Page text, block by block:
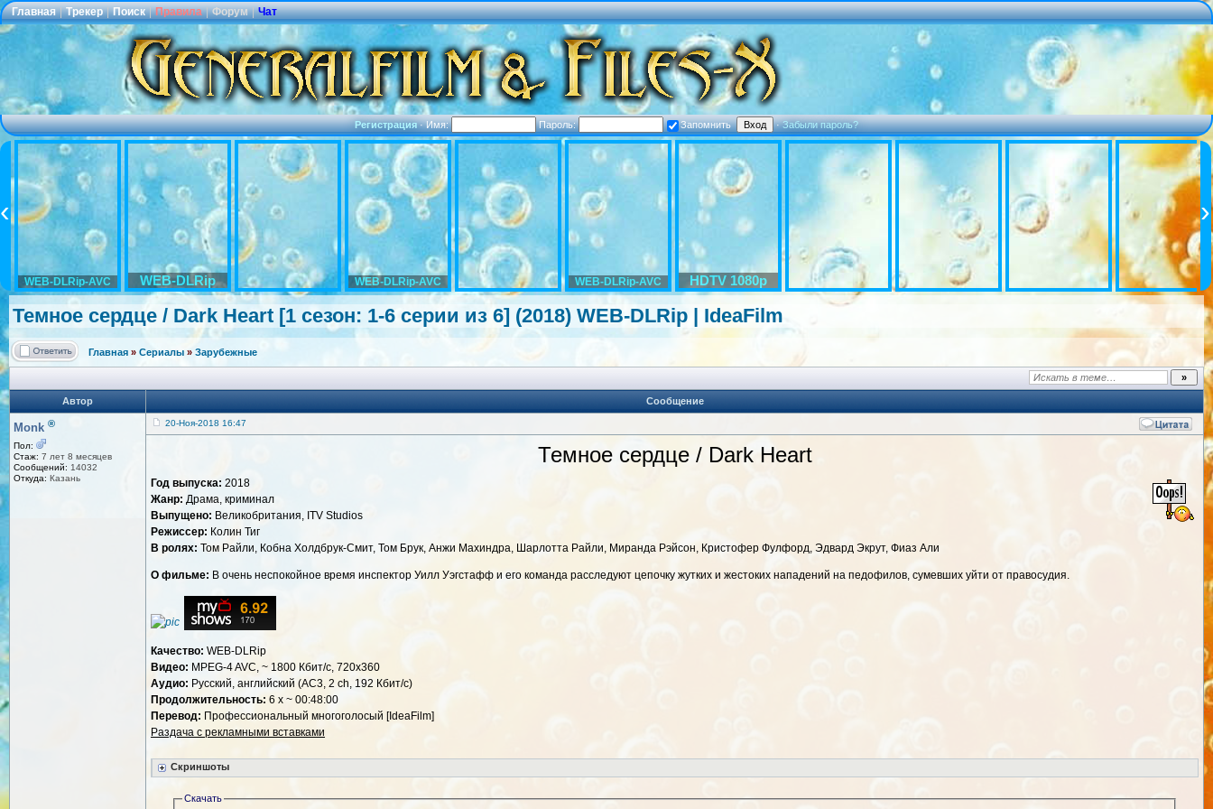
Главная | Трекер | Поиск | Правила | Форум | Чат
Регистрация·Имя: Пароль: Запомнить ·Забыли пароль?
WEB-DLRip-AVC WEB-DLRip WEB-DLRip-AVC WEB-DLRip-AVC HDTV 1080p
Темное сердце / Dark Heart [1 сезон: 1-6 серии из 6] (2018) WEB-DLRip | IdeaFilm
Главная » Сериалы » Зарубежные
Автор Сообщение
Monk ®
Пол:
Стаж: 7 лет 8 месяцев
Сообщений: 14032
Откуда: Казань
20-Ноя-2018 16:47
Темное сердце / Dark Heart
Год выпуска: 2018
Жанр: Драма, криминал
Выпущено: Великобритания, ITV Studios
Режиссер: Колин Тиг
В ролях: Том Райли, Кобна Холдбрук-Смит, Том Брук, Анжи Махиндра, Шарлотта Райли, Миранда Рэйсон, Кристофер Фулфорд, Эдвард Экрут, Фиаз Али
О фильме: В очень неспокойное время инспектор Уилл Уэгстафф и его команда расследуют цепочку жутких и жестоких нападений на педофилов, сумевших уйти от правосудия.
Качество: WEB-DLRip
Видео: MPEG-4 AVC, ~ 1800 Кбит/с, 720x360
Аудио: Русский, английский (AC3, 2 ch, 192 Кбит/с)
Продолжительность: 6 x ~ 00:48:00
Перевод: Профессиональный многоголосый [IdeaFilm]
Раздача с рекламными вставками
Скриншоты
Скачать